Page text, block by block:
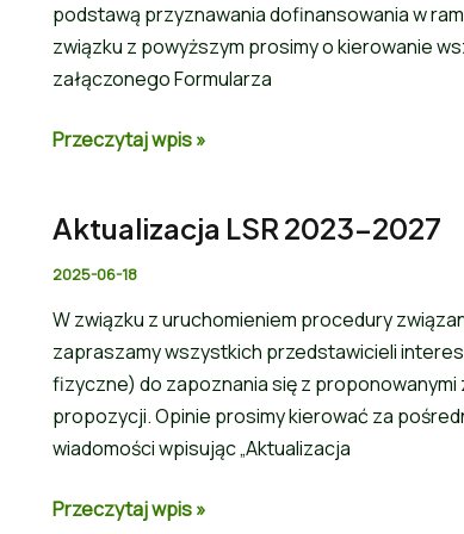
podstawą przyznawania dofinansowania w
związku z powyższym prosimy o kierowanie
załączonego Formularza
Przeczytaj wpis »
Aktualizacja LSR 2023-2027
2025-06-18
W związku z uruchomieniem procedury
zapraszamy wszystkich przedstawicieli
fizyczne) do zapoznania się z proponowanymi
propozycji. Opinie prosimy kierować za
wiadomości wpisując „Aktualizacja
Przeczytaj wpis »